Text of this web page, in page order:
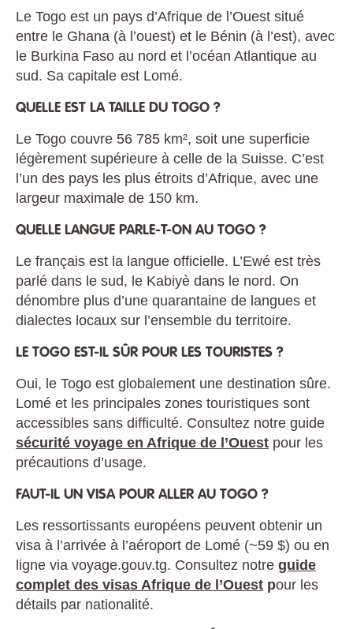
Le Togo est un pays d’Afrique de l’Ouest situé
entre le Ghana (à l’ouest) et le Bénin (à l’est), avec
le Burkina Faso au nord et l’océan Atlantique au
sud. Sa capitale est Lomé.
QUELLE EST LA TAILLE DU TOGO ?
Le Togo couvre 56 785 km², soit une superficie
légèrement supérieure à celle de la Suisse. C’est
l’un des pays les plus étroits d’Afrique, avec une
largeur maximale de 150 km.
QUELLE LANGUE PARLE-T-ON AU TOGO ?
Le français est la langue officielle. L’Ewé est très
parlé dans le sud, le Kabiyè dans le nord. On
dénombre plus d’une quarantaine de langues et
dialectes locaux sur l’ensemble du territoire.
LE TOGO EST-IL SÛR POUR LES TOURISTES ?
Oui, le Togo est globalement une destination sûre.
Lomé et les principales zones touristiques sont
accessibles sans difficulté. Consultez notre guide
sécurité voyage en Afrique de l’Ouest pour les
précautions d’usage.
FAUT-IL UN VISA POUR ALLER AU TOGO ?
Les ressortissants européens peuvent obtenir un
visa à l’arrivée à l’aéroport de Lomé (~59 $) ou en
ligne via voyage.gouv.tg. Consultez notre guide
complet des visas Afrique de l’Ouest pour les
détails par nationalité.